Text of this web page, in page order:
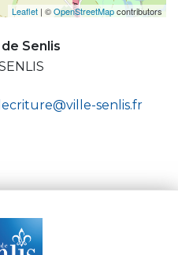
Leaflet | ©OpenStreetMapcontributors
Senlis
senlis.fr